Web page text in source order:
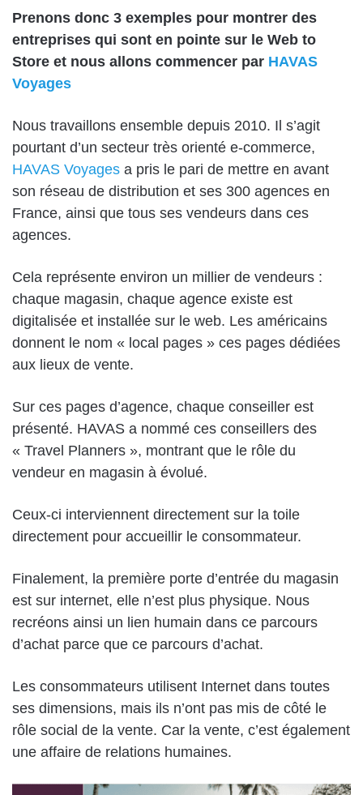
Prenons donc 3 exemples pour montrer des
entreprises qui sont en pointe sur le Web to
Store et nous allons commencer par HAVAS
Voyages
Nous travaillons ensemble depuis 2010. Il s’agit
pourtant d’un secteur très orienté e-commerce,
HAVAS Voyages a pris le pari de mettre en avant
son réseau de distribution et ses 300 agences en
France, ainsi que tous ses vendeurs dans ces
agences.
Cela représente environ un millier de vendeurs :
chaque magasin, chaque agence existe est
digitalisée et installée sur le web. Les américains
donnent le nom « local pages » ces pages dédiées
aux lieux de vente.
Sur ces pages d’agence, chaque conseiller est
présenté. HAVAS a nommé ces conseillers des
« Travel Planners », montrant que le rôle du
vendeur en magasin à évolué.
Ceux-ci interviennent directement sur la toile
directement pour accueillir le consommateur.
Finalement, la première porte d’entrée du magasin
est sur internet, elle n’est plus physique. Nous
recréons ainsi un lien humain dans ce parcours
d’achat parce que ce parcours d’achat.
Les consommateurs utilisent Internet dans toutes
ses dimensions, mais ils n’ont pas mis de côté le
rôle social de la vente. Car la vente, c’est également
une affaire de relations humaines.